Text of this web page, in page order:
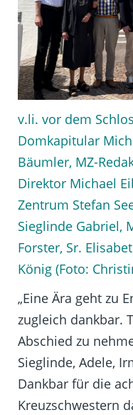
v.li. vor dem
Domkapitular
Bäumler, MZ-
Direktor Michael
Zentrum Stefan
Sieglinde Gabriel,
Forster, Sr.
König (Foto:
„Eine Ära geht zu
zugleich dankbar.
Abschied zu
Sieglinde, Adele,
Dankbar für die
Kreuzschwestern